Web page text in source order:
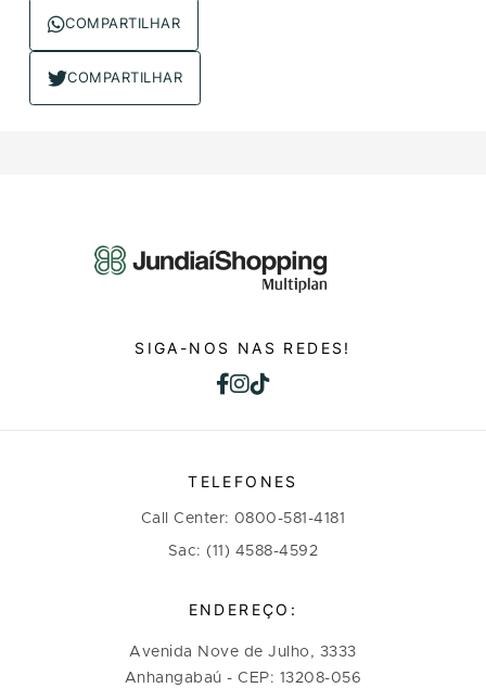
COMPARTILHAR
COMPARTILHAR
SIGA-NOS NAS REDES!
TELEFONES
Call Center: 0800-581-4181
Sac: (11) 4588-4592
ENDEREÇO:
Avenida Nove de Julho, 3333
Anhangabaú - CEP: 13208-056